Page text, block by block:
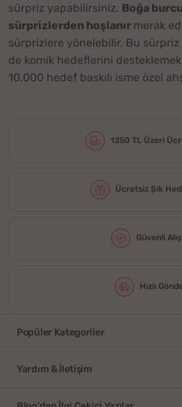
sürpriz yapabilirsiniz. Boğa
sürprizlerden hoşlanır merak
sürprizlere yönelebilir. Bu
de komik hedeflerini
10.000 hedef baskılı isme özel
1250 TL Üzeri
Ücretsiz Şık
Güvenli
Hızlı
Popüler Kategoriler
Yardım & İletişim